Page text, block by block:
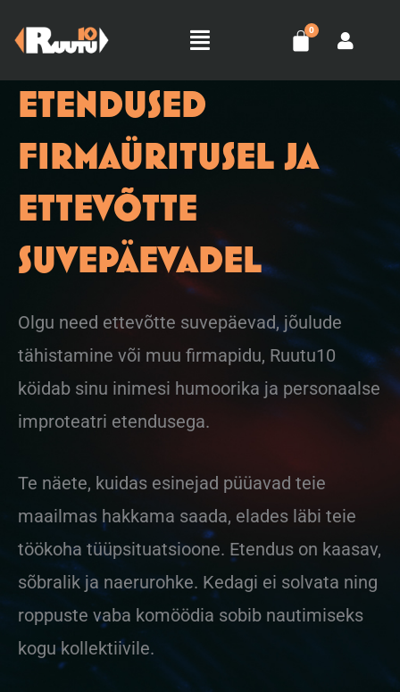
content
Menu
ETENDUSED
FIRMAÜRITUSEL JA
ETTEVÕTTE
SUVEPÄEVADEL
Olgu need ettevõtte suvepäevad, jõulude
tähistamine või muu firmapidu, Ruutu10
köidab sinu inimesi humoorika ja personaalse
improteatri etendusega.
Te näete, kuidas esinejad püüavad teie
maailmas hakkama saada, elades läbi teie
töökoha tüüpsituatsioone. Etendus on kaasav,
sõbralik ja naerurohke. Kedagi ei solvata ning
roppuste vaba komöödia sobib nautimiseks
kogu kollektiivile.